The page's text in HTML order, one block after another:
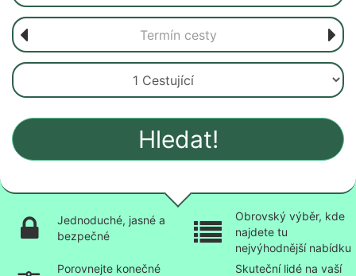
Hledat!
Jednoduché, jasné a
bezpečné
Obrovský výběr, kde
najdete tu
nejvýhodnější nabídku
Porovnejte konečné
Skuteční lidé na vaší